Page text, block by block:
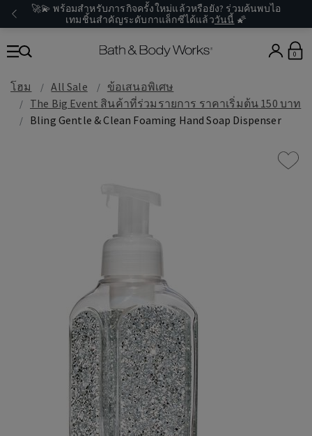
🚀💫 พร้อมสำหรับภารกิจครั้งใหม่แล้วหรือยัง? ร่วมค้นพบไอ
เทมชิ้นสำคัญระดับกาแล็กซีได้แล้ววันนี้ 🌠
0
โฮม All Sale
ข้อเสนอพิเศษ
The Big Event สินค้าที่ร่วมรายการ ราคาเริ่มต้น 150 บาท
Bling Gentle & Clean Foaming Hand Soap Dispenser